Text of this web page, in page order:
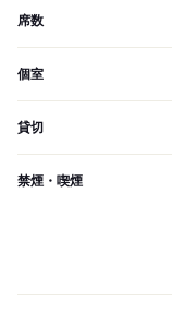
席数
個室
貸切
禁煙・喫煙